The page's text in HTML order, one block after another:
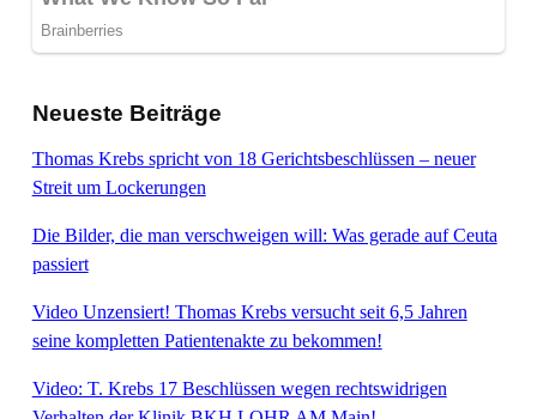
Neueste Beiträge
Thomas Krebs spricht von 18 Gerichtsbeschlüssen – neuer
Streit um Lockerungen
Die Bilder, die man verschweigen will: Was gerade auf Ceuta
passiert
Video Unzensiert! Thomas Krebs versucht seit 6,5 Jahren
seine kompletten Patientenakte zu bekommen!
Video: T. Krebs 17 Beschlüssen wegen rechtswidrigen